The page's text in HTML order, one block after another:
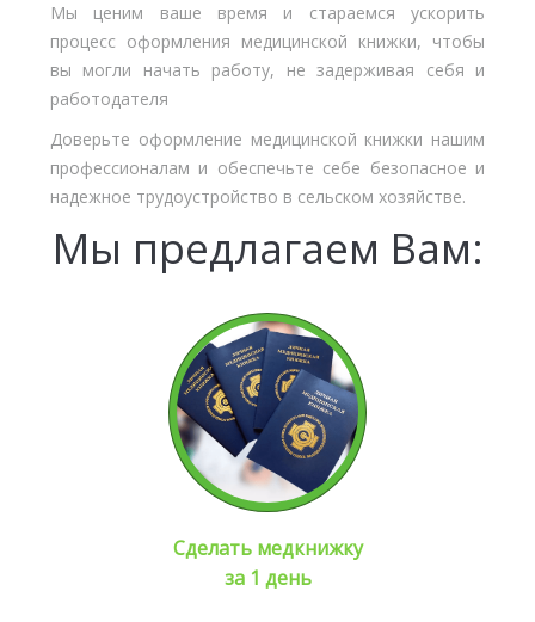
Мы ценим ваше время и стараемся ускорить
процесс оформления медицинской книжки, чтобы
вы могли начать работу, не задерживая себя и
работодателя
Доверьте оформление медицинской книжки нашим
профессионалам и обеспечьте себе безопасное и
надежное трудоустройство в сельском хозяйстве.
Мы предлагаем Вам:
Сделать медкнижку
за 1 день